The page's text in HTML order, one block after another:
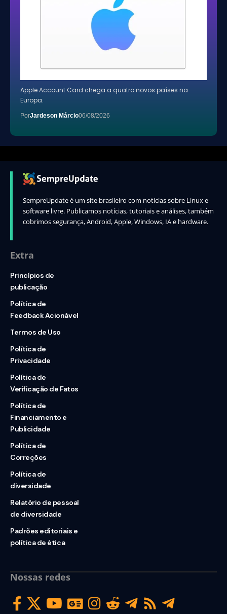
Apple Account Card chega a quatro novos países na
Europa.
PorJardeson Márcio06/08/2026
SempreUpdate é um site brasileiro com notícias sobre Linux e
software livre. Publicamos notícias, tutoriais e análises, também
cobrimos segurança, Android, Apple, Windows, IA e hardware.
Extra
Princípios de
publicação
Política de
Feedback Acionável
Termos de Uso
Política de
Privacidade
Política de
Verificação de Fatos
Política de
Financiamento e
Publicidade
Política de
Correções
Política de
diversidade
Relatório de pessoal
de diversidade
Padrões editoriais e
política de ética
Nossas redes